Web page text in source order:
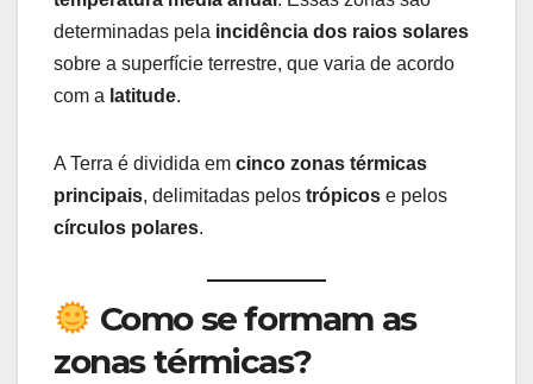
determinadas pela incidência dos raios solares
sobre a superfície terrestre, que varia de acordo
com a latitude.
A Terra é dividida em cinco zonas térmicas
principais, delimitadas pelos trópicos e pelos
círculos polares.
Como se formam as
zonas térmicas?